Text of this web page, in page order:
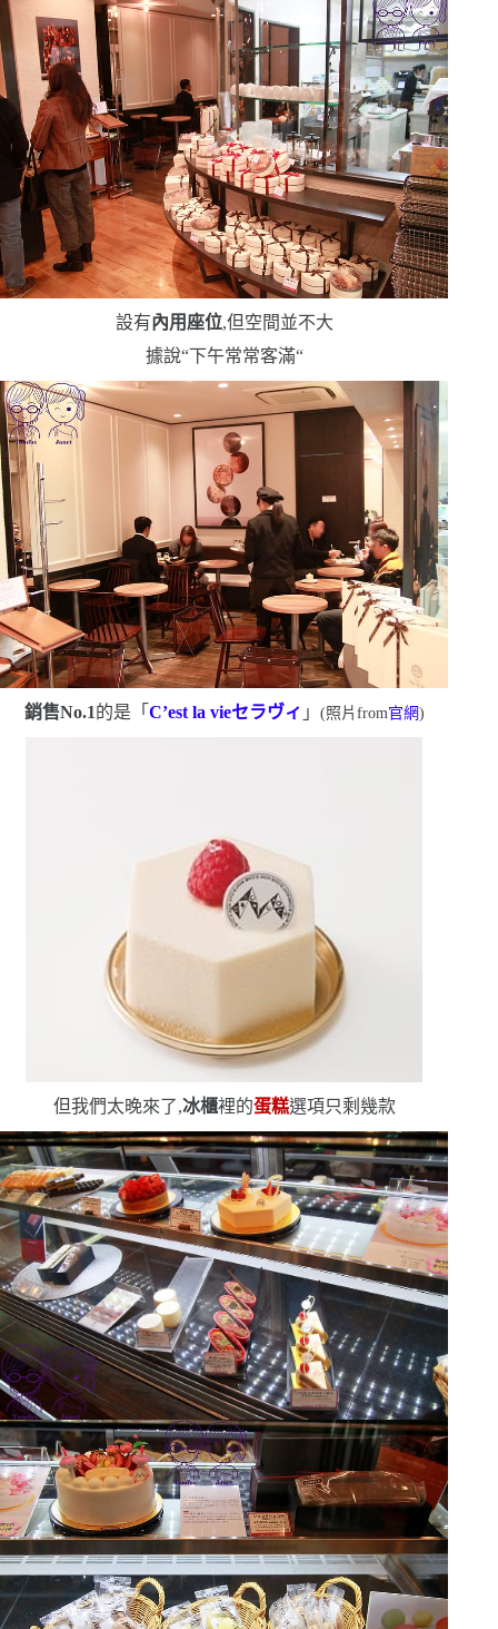
設有內用座位,但空間並不大
據說“下午常常客滿“
銷售No.1的是「 C’est la vieセラヴィ 」 (照片 from官網)
但我們太晚來了,冰櫃裡的蛋糕選項只剩幾款